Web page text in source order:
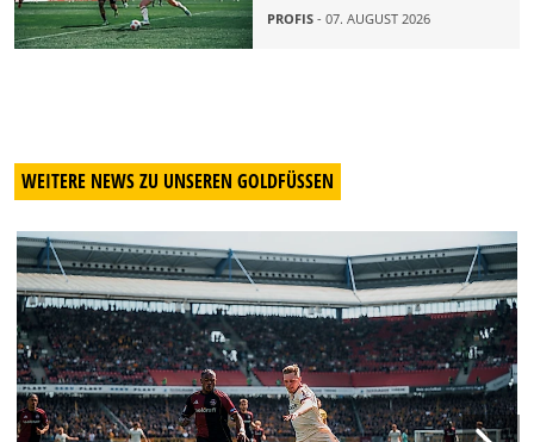
PROFIS - 07. AUGUST 2026
WEITERE NEWS ZU UNSEREN GOLDFÜSSEN